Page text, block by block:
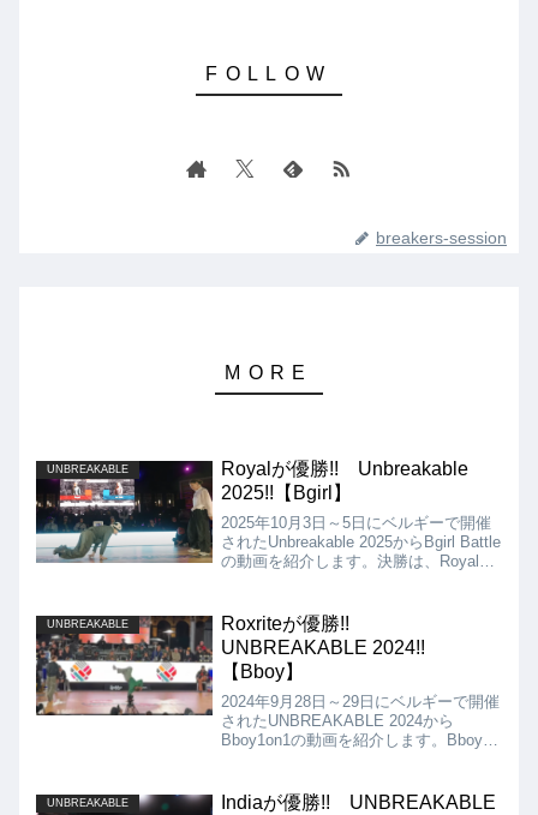
breakers-session
UNBREAKABLE
Royalが優勝!! Unbreakable
2025!!【Bgirl】
2025年10月3日～5日にベルギーで開催
されたUnbreakable 2025からBgirl Battle
の動画を紹介します。決勝は、Royal
UNBREAKABLE
Roxriteが優勝!!
UNBREAKABLE 2024!!
【Bboy】
2024年9月28日～29日にベルギーで開催
されたUNBREAKABLE 2024から
Bboy1on1の動画を紹介します。Bboyの
た!!
UNBREAKABLE
Indiaが優勝!! UNBREAKABLE